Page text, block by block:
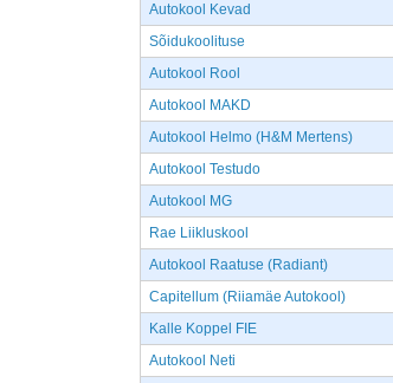
Autokool Kevad
Sõidukoolituse
Autokool Rool
Autokool MAKD
Autokool Helmo (H&M Mertens)
Autokool Testudo
Autokool MG
Rae Liikluskool
Autokool Raatuse (Radiant)
Capitellum (Riiamäe Autokool)
Kalle Koppel FIE
Autokool Neti